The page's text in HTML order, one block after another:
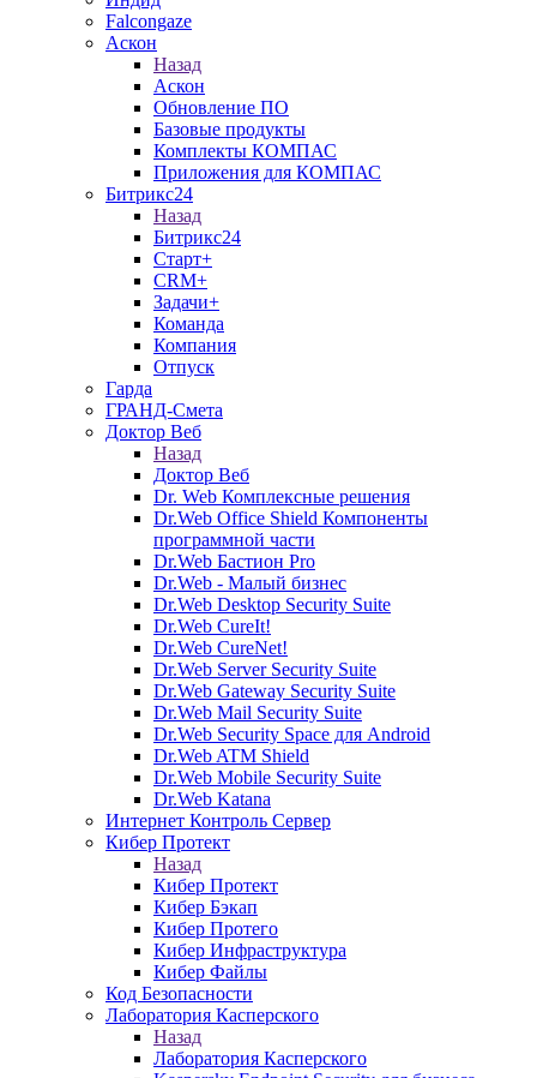
Falcongaze
Аскон
Назад
Аскон
Обновление ПО
Базовые продукты
Комплекты КОМПАС
Приложения для КОМПАС
Битрикс24
Назад
Битрикс24
Старт+
CRM+
Задачи+
Команда
Компания
Отпуск
Гарда
ГРАНД-Смета
Доктор Веб
Назад
Доктор Веб
Dr. Web Комплексные решения
Dr.Web Office Shield Компоненты
программной части
Dr.Web Бастион Pro
Dr.Web - Малый бизнес
Dr.Web Desktop Security Suite
Dr.Web CureIt!
Dr.Web CureNet!
Dr.Web Server Security Suite
Dr.Web Gateway Security Suite
Dr.Web Mail Security Suite
Dr.Web Security Space для Android
Dr.Web ATM Shield
Dr.Web Mobile Security Suite
Dr.Web Katana
Интернет Контроль Сервер
Кибер Протект
Назад
Кибер Протект
Кибер Бэкап
Кибер Протего
Кибер Инфраструктура
Кибер Файлы
Код Безопасности
Лаборатория Касперского
Назад
Лаборатория Касперского